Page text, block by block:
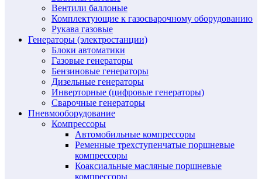
Вентили баллоные
Комплектующие к газосварочному оборудованию
Рукава газовые
Генераторы (электростанции)
Блоки автоматики
Газовые генераторы
Бензиновые генераторы
Дизельные генераторы
Инверторные (цифровые генераторы)
Сварочные генераторы
Пневмооборудование
Компрессоры
Автомобильные компрессоры
Ременные трехступенчатые поршневые
компрессоры
Коаксиальные масляные поршневые
компрессоры